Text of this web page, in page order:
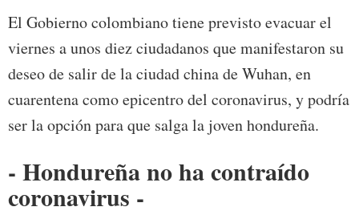
El Gobierno colombiano tiene previsto evacuar el
viernes a unos diez ciudadanos que manifestaron su
deseo de salir de la ciudad china de Wuhan, en
cuarentena como epicentro del coronavirus, y podría
ser la opción para que salga la joven hondureña.
- Hondureña no ha contraído
coronavirus -